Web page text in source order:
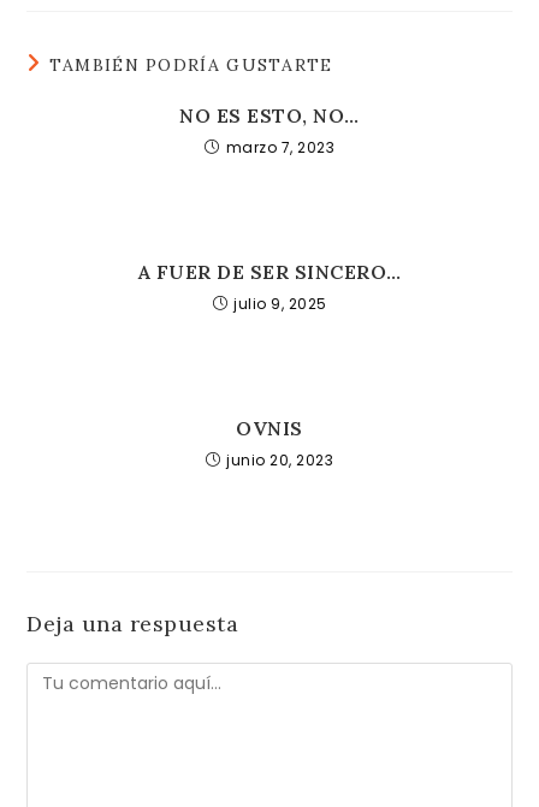
TAMBIÉN PODRÍA GUSTARTE
NO ES ESTO, NO…
marzo 7, 2023
A FUER DE SER SINCERO…
julio 9, 2025
OVNIS
junio 20, 2023
Deja una respuesta
Comentario